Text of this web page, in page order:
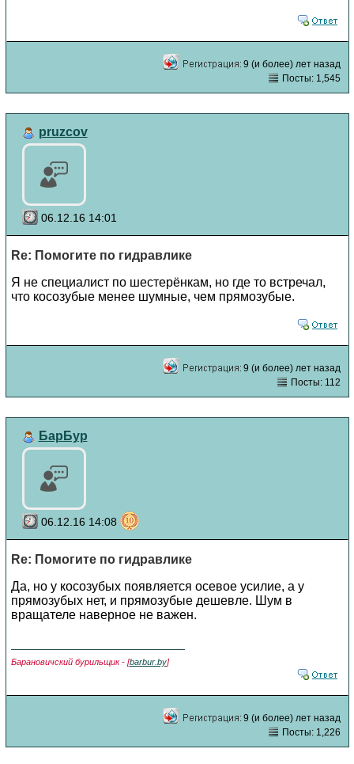
9 (и более) лет назад
Посты: 1,545
pruzcov
06.12.16 14:01
Re: Помогите по гидравлике
Я не специалист по шестерёнкам, но где то встречал,
что косозубые менее шумные, чем прямозубые.
9 (и более) лет назад
Посты: 112
БарБур
06.12.16 14:08
Re: Помогите по гидравлике
Да, но у косозубых появляется осевое усилие, а у
прямозубых нет, и прямозубые дешевле. Шум в
вращателе наверное не важен.
Барановичский бурильщик - [barbur.by]
9 (и более) лет назад
Посты: 1,226